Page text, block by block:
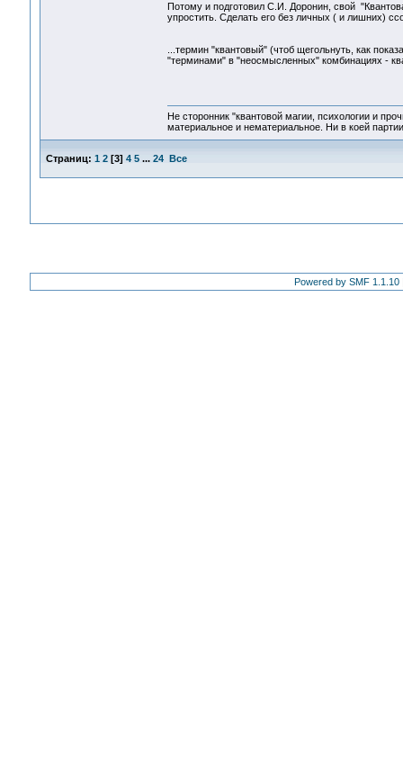
Потому и подготовил С.И. Доронин, свой
упростить. Сделать его без личных ( и лишних)
...термин "квантовый" (чтоб щегольнуть, как
"терминами" в "неосмысленных" комбинациях -
Не сторонник "квантовой магии, психологии и
материальное и нематериальное. Ни в коей
Страниц: 1 2[3] 4 5 ... 24 Все
Powered by SMF 1.1.10